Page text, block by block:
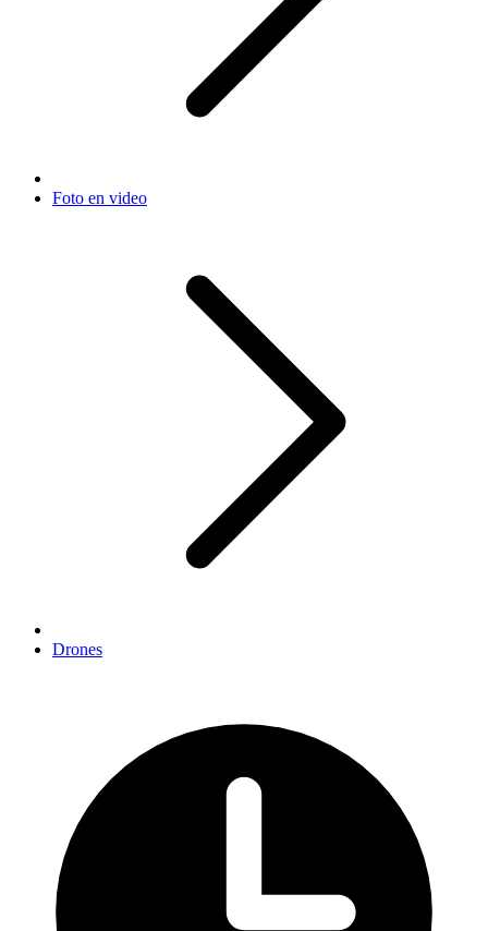
Foto en video
Drones